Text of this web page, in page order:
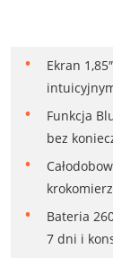
Ekran
Funkcja
bez
Bateria
7 dni i